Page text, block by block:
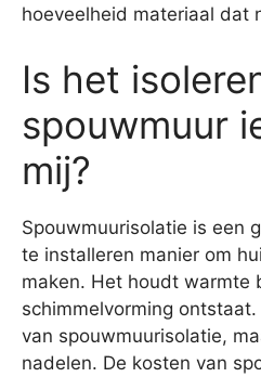
hoeveelheid materiaal dat
Is het
spouwmuur
mij?
Spouwmuurisolatie is een
te installeren manier om
maken. Het houdt warmte
schimmelvorming
van spouwmuurisolatie,
nadelen. De kosten van